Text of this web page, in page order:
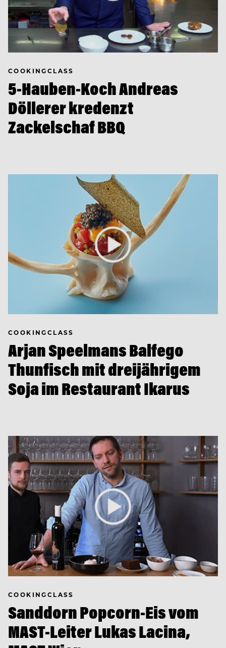
COOKINGCLASS
5-Hauben-Koch Andreas
Döllerer kredenzt
Zackelschaf BBQ
COOKINGCLASS
Arjan Speelmans Balfego
Thunfisch mit dreijährigem
Soja im Restaurant Ikarus
COOKINGCLASS
Sanddorn Popcorn-Eis vom
MAST-Leiter Lukas Lacina,